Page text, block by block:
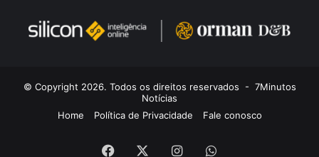
© Copyright 2026. Todos os direitos reservados - 7Minutos
Notícias
Home
Política de Privacidade Fale conosco
Facebook InstagramWhatsApp